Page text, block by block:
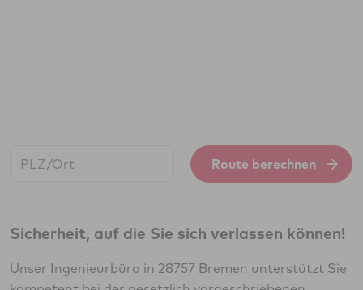
Route berechnen
Sicherheit, auf die Sie sich verlassen können!
Unser Ingenieurbüro in 28757 Bremen unterstützt Sie